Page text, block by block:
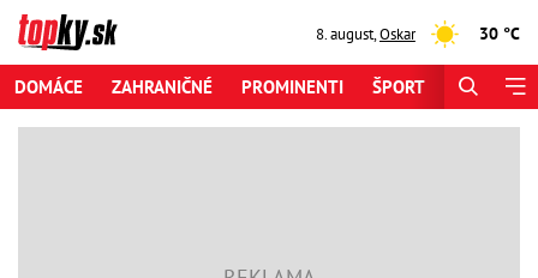
8. august,Oskar 30 °C
DOMÁCE ZAHRANIČNÉ PROMINENTI ŠPORT